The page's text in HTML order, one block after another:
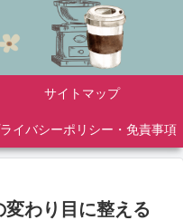
サイトマップ
イバシーポリシー・免責事項
わり目に整える